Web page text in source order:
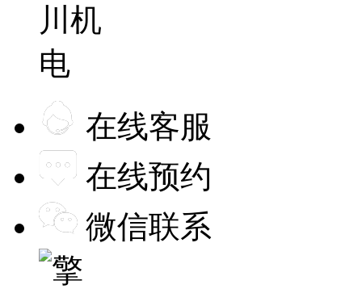
在线客服
在线预约
微信联系